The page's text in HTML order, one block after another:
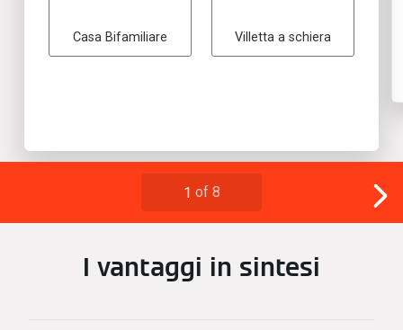
I vantaggi in sintesi